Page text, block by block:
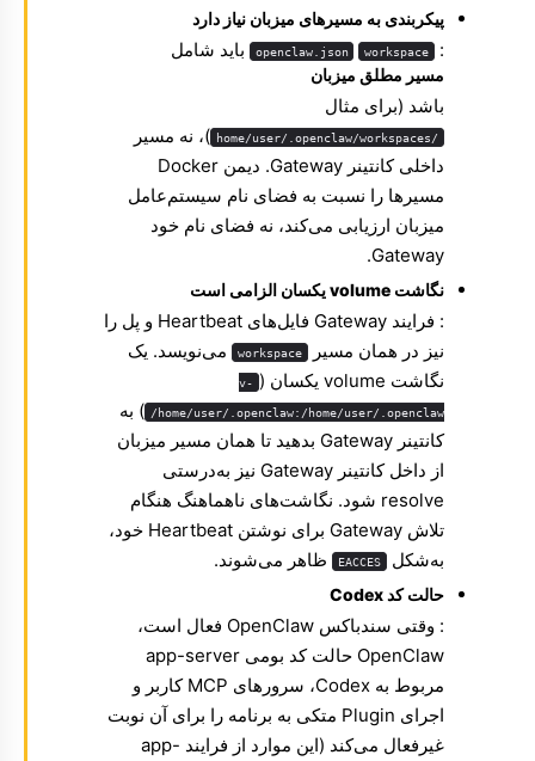
پیکربندی به مسیرهای میزبان نیاز دارد
:
openclaw.json workspace باید شامل
مسیر مطلق میزبان
باشد (برای مثال
/home/user/.openclaw/workspaces
)، نه مسیر
داخلی کانتینر Gateway. دیمن Docker
مسیرها را نسبت به فضای نام سیستم‌عامل
میزبان ارزیابی می‌کند، نه فضای نام خود
Gateway.
نگاشت volume یکسان الزامی است
: فرایند Gateway فایل‌های Heartbeat و پل را
نیز در همان مسیر
workspace می‌نویسد. یک
نگاشت volume یکسان (
-v
/home/user/.openclaw:/home/user/.openclaw ) به
کانتینر Gateway بدهید تا همان مسیر میزبان
از داخل کانتینر Gateway نیز به‌درستی
resolve شود. نگاشت‌های ناهماهنگ هنگام
تلاش Gateway برای نوشتن Heartbeat خود،
به‌شکل
EACCES ظاهر می‌شوند.
حالت کد Codex
: وقتی سندباکس OpenClaw فعال است،
OpenClaw حالت کد بومی app-server
مربوط به Codex، سرورهای MCP کاربر و
اجرای Plugin متکی به برنامه را برای آن نوبت
غیرفعال می‌کند (این موارد از فرایند app-